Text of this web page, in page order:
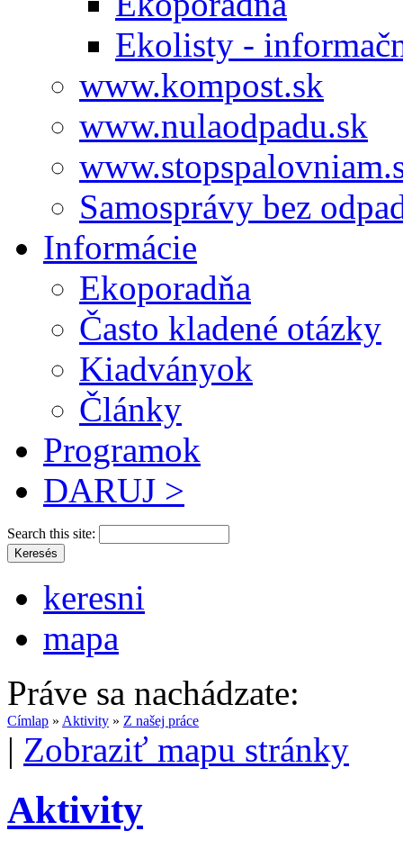
Ekolisty -
www.kompost.sk
www.nulaodpadu.sk
Samosprávy bez
Informácie
Ekoporadňa
Často kladené otázky
Kiadványok
Články
Programok
DARUJ >
Search this site:
keresni
mapa
Práve sa nachádzate:
Címlap » Aktivity » Z našej práce
| Zobraziť mapu stránky
Aktivity